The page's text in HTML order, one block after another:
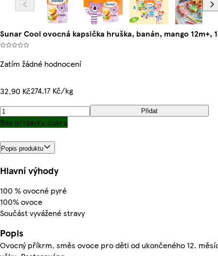
Sunar Cool ovocná kapsička hruška, banán, mango 12m+,
Zatím žádné hodnocení
32,90 Kč274,17 Kč/kg
Přidat
Bez přídavku cukru
Popis produktu
Hlavní výhody
100 % ovocné pyré
100% ovoce
Součást vyvážené stravy
Popis
Ovocný příkrm, směs ovoce pro děti od ukončeného 12.